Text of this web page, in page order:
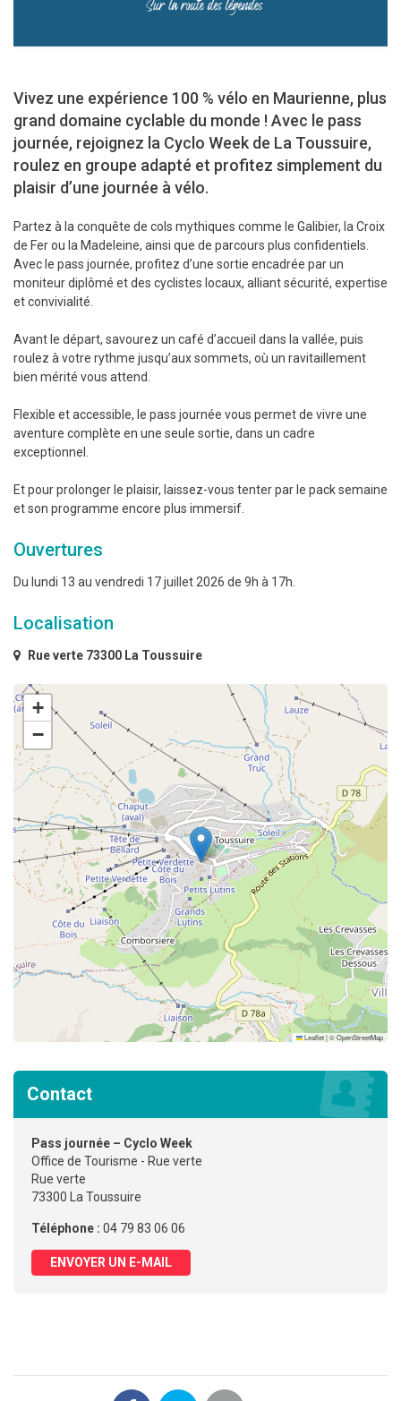
Vivez une expérience 100 % vélo en Maurienne, plus
grand domaine cyclable du monde ! Avec le pass
journée, rejoignez la Cyclo Week de La Toussuire,
roulez en groupe adapté et profitez simplement du
plaisir d’une journée à vélo.
Partez à la conquête de cols mythiques comme le Galibier, la Croix
de Fer ou la Madeleine, ainsi que de parcours plus confidentiels.
Avec le pass journée, profitez d’une sortie encadrée par un
moniteur diplômé et des cyclistes locaux, alliant sécurité, expertise
et convivialité.
Avant le départ, savourez un café d’accueil dans la vallée, puis
roulez à votre rythme jusqu’aux sommets, où un ravitaillement
bien mérité vous attend.
Flexible et accessible, le pass journée vous permet de vivre une
aventure complète en une seule sortie, dans un cadre
exceptionnel.
Et pour prolonger le plaisir, laissez-vous tenter par le pack semaine
et son programme encore plus immersif.
Ouvertures
Du lundi 13 au vendredi 17 juillet 2026 de 9h à 17h.
Localisation
Rue verte 73300 La Toussuire
+
−
Leaflet|©OpenStreetMap
Contact
Pass journée – Cyclo Week
Office de Tourisme - Rue verte
Rue verte
73300 La Toussuire
Téléphone : 04 79 83 06 06
ENVOYER UN E-MAIL